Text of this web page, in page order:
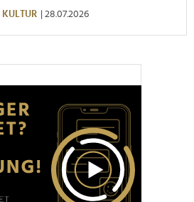
KULTUR | 28.07.2026